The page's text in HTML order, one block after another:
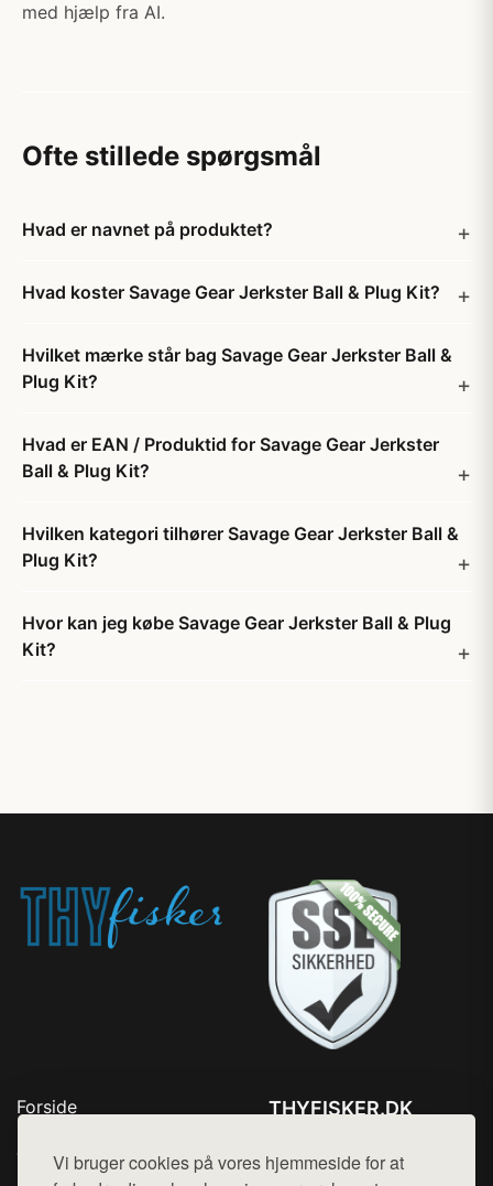
Vi bruger cookies på vores hjemmeside for at
med hjælp fra AI.
Ofte stillede spørgsmål
Hvad er navnet på produktet?
Hvad koster Savage Gear Jerkster Ball & Plug Kit?
Hvilket mærke står bag Savage Gear Jerkster Ball &
Plug Kit?
Hvad er EAN / Produktid for Savage Gear Jerkster
Ball & Plug Kit?
Hvilken kategori tilhører Savage Gear Jerkster Ball &
Plug Kit?
Hvor kan jeg købe Savage Gear Jerkster Ball & Plug
Kit?
Forside
Top Rabatter
THYFISKER.DK